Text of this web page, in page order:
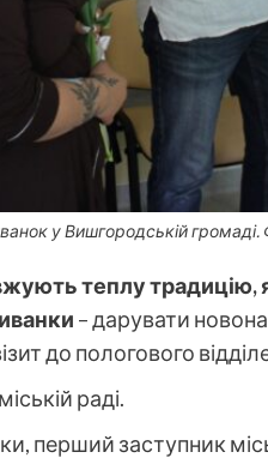
у Вишгородській громаді.
теплу традицію,
– дарувати
до пологового
раді.
перший заступник